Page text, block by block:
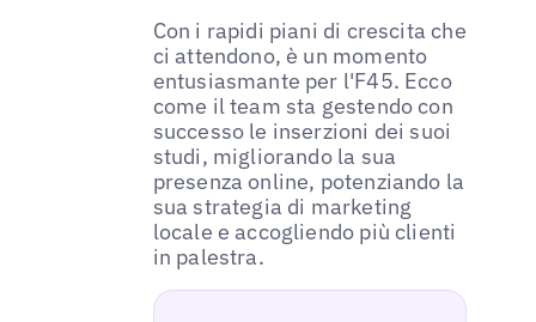
Con i rapidi piani di crescita che
ci attendono, è un momento
entusiasmante per l'F45. Ecco
come il team sta gestendo con
successo le inserzioni dei suoi
studi, migliorando la sua
presenza online, potenziando la
sua strategia di marketing
locale e accogliendo più clienti
in palestra.